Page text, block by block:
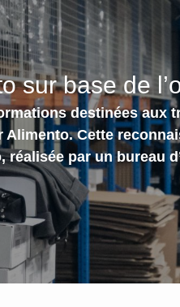
sur base de
destinées aux
Cette
par un bureau